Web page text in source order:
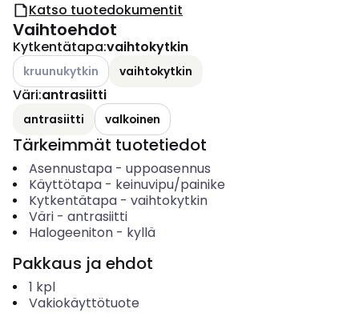
Katso tuotedokumentit
Vaihtoehdot
Kytkentätapa:vaihtokytkin
Katso käytettävissä olevat vaihtoehdot
kruunukytkin vaihtokytkin
Väri:antrasiitti
antrasiitti valkoinen
Tärkeimmät tuotetiedot
Asennustapa- uppoasennus
Käyttötapa- keinuvipu/painike
Kytkentätapa- vaihtokytkin
Väri- antrasiitti
Halogeeniton- kyllä
Pakkaus ja ehdot
1 kpl
Vakiokäyttötuote